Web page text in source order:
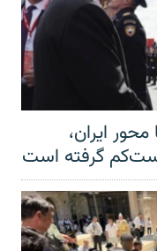
ایران،
گرفته است